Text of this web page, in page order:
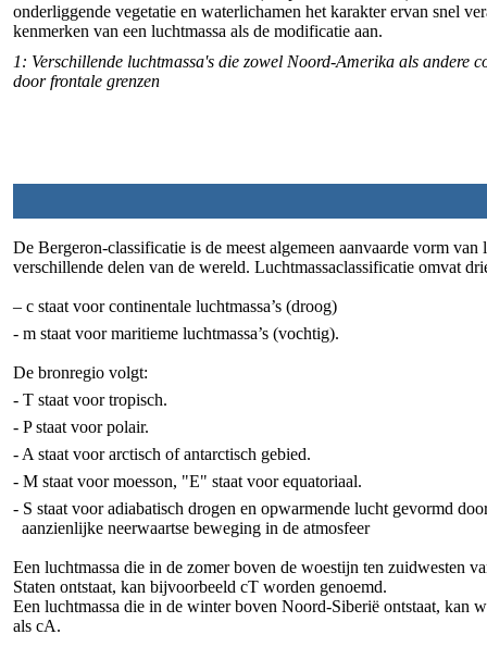
onderliggende vegetatie en waterlichamen het karakter ervan snel
kenmerken van een luchtmassa als de modificatie aan.
1: Verschillende luchtmassa's die zowel Noord-Amerika als andere
door frontale grenzen
De Bergeron-classificatie is de meest algemeen aanvaarde vorm
verschillende delen van de wereld. Luchtmassaclassificatie omvat
– c staat voor continentale luchtmassa’s (droog)
- m staat voor maritieme luchtmassa’s (vochtig).
De bronregio volgt:
- T staat voor tropisch.
- P staat voor polair.
- A staat voor arctisch of antarctisch gebied.
- M staat voor moesson, "E" staat voor equatoriaal.
- S staat voor adiabatisch drogen en opwarmende lucht gevormd
aanzienlijke neerwaartse beweging in de atmosfeer
Een luchtmassa die in de zomer boven de woestijn ten zuidwesten
Staten ontstaat, kan bijvoorbeeld cT worden genoemd.
Een luchtmassa die in de winter boven Noord-Siberië ontstaat, kan
als cA.